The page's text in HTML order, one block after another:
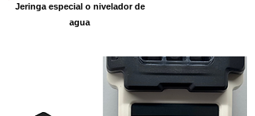
Jeringa especial o nivelador de
agua